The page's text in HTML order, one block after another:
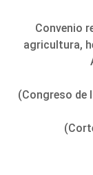
Convenio
agricultura,
(Congreso de